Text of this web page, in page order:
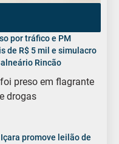
por tráfico e PM
de R$ 5 mil e simulacro
Rincão
preso em flagrante
drogas
promove leilão de